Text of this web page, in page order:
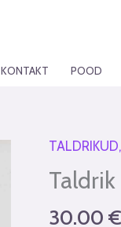
KONTAKT POOD
Taldrik
30.00 €
Taldrik
"Piiluja
kogus